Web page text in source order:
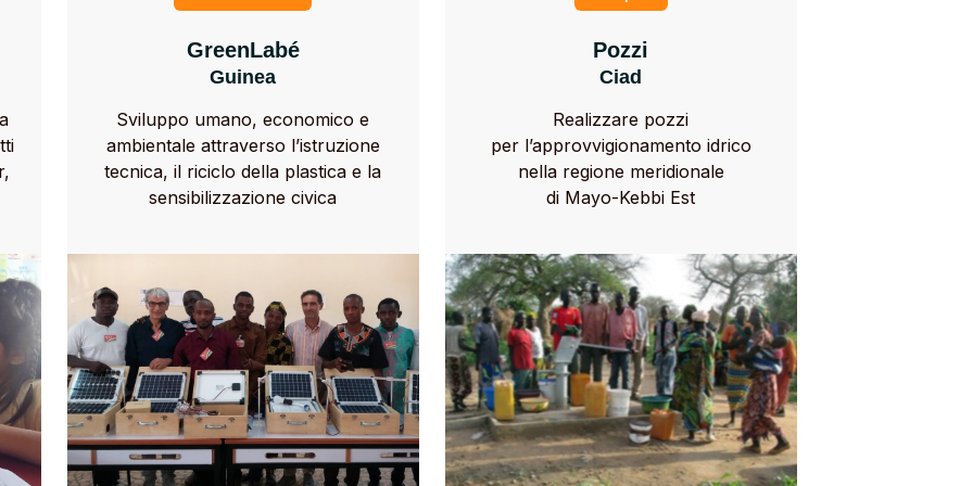
GreenLabé
Guinea
Sviluppo umano, economico e
ambientale attraverso l’istruzione
tecnica, il riciclo della plastica e la
sensibilizzazione civica
Pozzi
Ciad
Realizzare pozzi
per l’approvvigionamento idrico
nella regione meridionale
di Mayo-Kebbi Est